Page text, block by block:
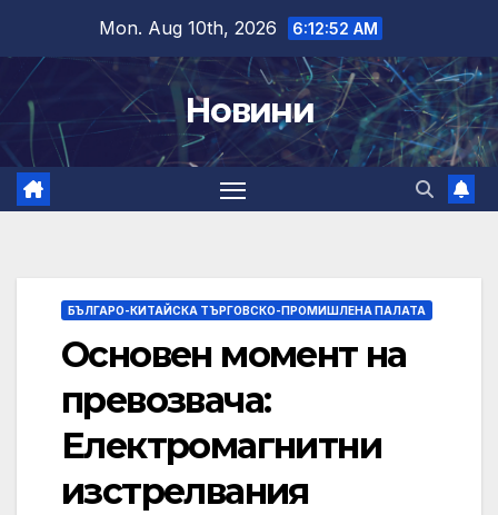
content
Mon. Aug 10th, 2026 6:12:53 AM
Новини
БЪЛГАРО-КИТАЙСКА ТЪРГОВСКО-ПРОМИШЛЕНА ПАЛАТА
Основен момент на
превозвача:
Електромагнитни
изстрелвания